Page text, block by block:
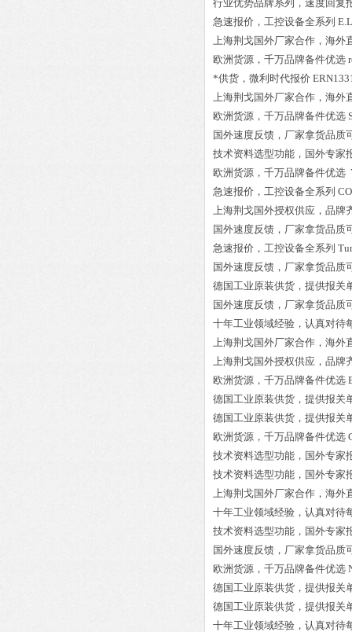
行业优势品牌系列，速度回复
急速报价，工控设备全系列
上海荆戈国外厂家合作，海外
欧洲货源，千万品牌备件优选
*供货，微利时代报价
上海荆戈国外厂家合作，海外
欧洲货源，千万品牌备件优选
国外速度反馈，厂家拿货品质
技术资料选型功能，国外专家
欧洲货源，千万品牌备件优选
急速报价，工控设备全系列
上海荆戈国外授权供应，品牌
国外速度反馈，厂家拿货品质
急速报价，工控设备全系列
国外速度反馈，厂家拿货品质
德国工业原装供货，提供报关
国外速度反馈，厂家拿货品质
十年工业领域经验，认真对待
上海荆戈国外厂家合作，海外
上海荆戈国外授权供应，品牌
欧洲货源，千万品牌备件优选
德国工业原装供货，提供报关
德国工业原装供货，提供报关
欧洲货源，千万品牌备件优选
技术资料选型功能，国外专家
技术资料选型功能，国外专家
上海荆戈国外厂家合作，海外
十年工业领域经验，认真对待
技术资料选型功能，国外专家
国外速度反馈，厂家拿货品质
欧洲货源，千万品牌备件优选
德国工业原装供货，提供报关
德国工业原装供货，提供报关
十年工业领域经验，认真对待